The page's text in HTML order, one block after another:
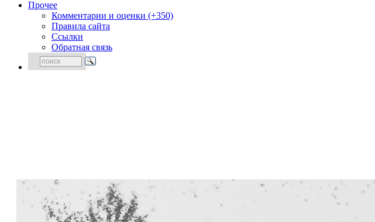
Прочее
Комментарии и оценки (+350)
Правила сайта
Ссылки
Обратная связь